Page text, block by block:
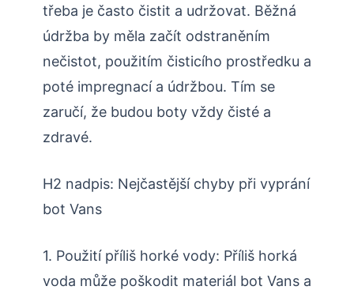
třeba je často čistit a udržovat. Běžná
údržba by měla začít odstraněním
nečistot, použitím čisticího prostředku a
poté impregnací a údržbou. Tím se
zaručí, že budou boty vždy čisté a
zdravé.
H2 nadpis: Nejčastější chyby při vyprání
bot Vans
1. Použití příliš horké vody: Příliš horká
voda může poškodit materiál bot Vans a